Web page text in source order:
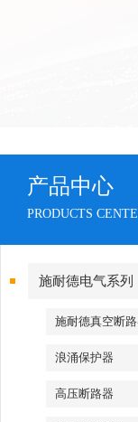
产品中心
PRODUCTS
施耐德电气系列
施耐德真空断
浪涌保护器
高压断路器